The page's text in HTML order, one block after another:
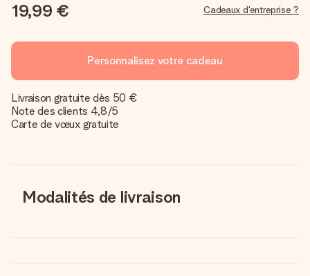
19,99 € Cadeaux d'entreprise ?
Personnalisez votre cadeau
Livraison gratuite dès 50 €
Note des clients 4,8/5
Carte de vœux gratuite
Modalités de livraison